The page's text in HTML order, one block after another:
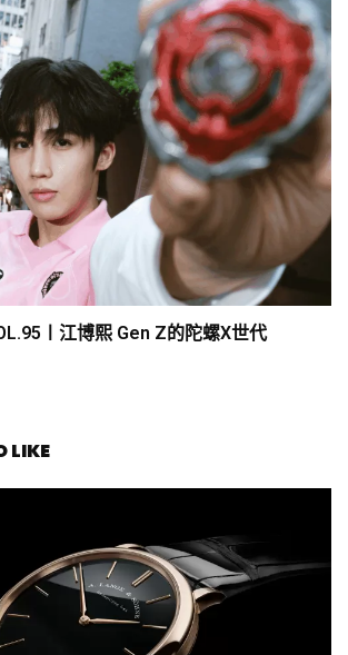
〡江博熙 Gen Z的陀螺X世代
LIKE